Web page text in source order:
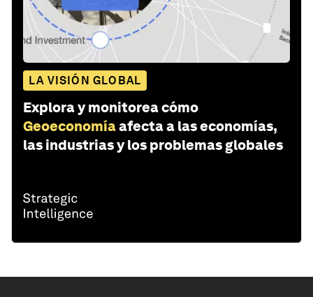
LA VISIÓN GLOBAL
Explora y monitorea cómo
Geoeconomíaafecta a las economías,
las industrias y los problemas globales